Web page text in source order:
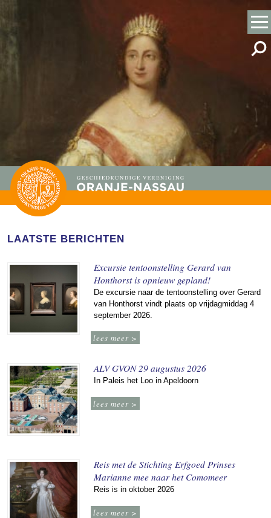
LAATSTE BERICHTEN
Excursie tentoonstelling Gerard van
Honthorst is opnieuw gepland!
De excursie naar de tentoonstelling over Gerard
van Honthorst vindt plaats op vrijdagmiddag 4
september 2026.
lees meer >
ALV GVON 29 augustus 2026
In Paleis het Loo in Apeldoorn
lees meer >
Reis met de Stichting Erfgoed Prinses
Marianne mee naar het Comomeer
Reis is in oktober 2026
lees meer >